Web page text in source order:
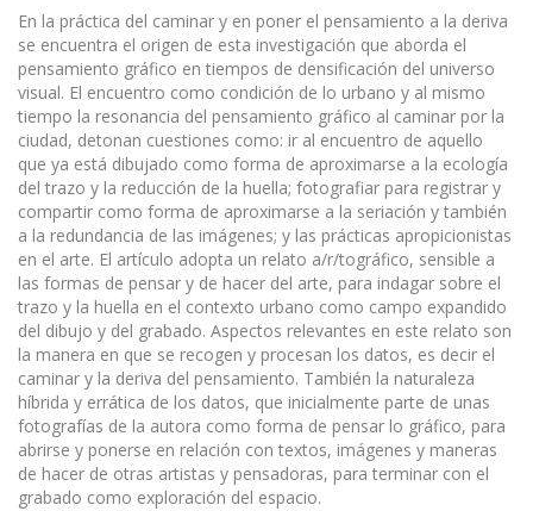
En la práctica del caminar y en poner el pensamiento a la deriva
se encuentra el origen de esta investigación que aborda el
pensamiento gráfico en tiempos de densificación del universo
visual. El encuentro como condición de lo urbano y al mismo
tiempo la resonancia del pensamiento gráfico al caminar por la
ciudad, detonan cuestiones como: ir al encuentro de aquello
que ya está dibujado como forma de aproximarse a la ecología
del trazo y la reducción de la huella; fotografiar para registrar y
compartir como forma de aproximarse a la seriación y también
a la redundancia de las imágenes; y las prácticas apropicionistas
en el arte. El artículo adopta un relato a/r/tográfico, sensible a
las formas de pensar y de hacer del arte, para indagar sobre el
trazo y la huella en el contexto urbano como campo expandido
del dibujo y del grabado. Aspectos relevantes en este relato son
la manera en que se recogen y procesan los datos, es decir el
caminar y la deriva del pensamiento. También la naturaleza
híbrida y errática de los datos, que inicialmente parte de unas
fotografías de la autora como forma de pensar lo gráfico, para
abrirse y ponerse en relación con textos, imágenes y maneras
de hacer de otras artistas y pensadoras, para terminar con el
grabado como exploración del espacio.